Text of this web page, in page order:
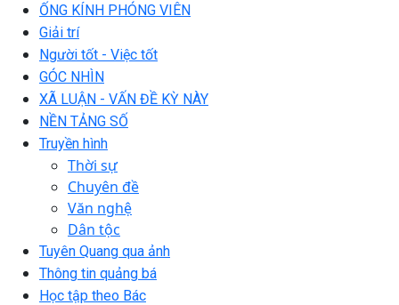
ỐNG KÍNH PHÓNG VIÊN
Giải trí
Người tốt - Việc tốt
GÓC NHÌN
XÃ LUẬN - VẤN ĐỀ KỲ NÀY
NỀN TẢNG SỐ
Truyền hình
Thời sự
Chuyên đề
Văn nghệ
Dân tộc
Tuyên Quang qua ảnh
Thông tin quảng bá
Học tập theo Bác